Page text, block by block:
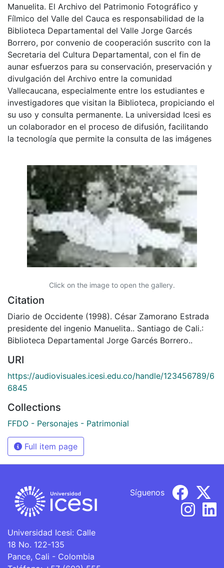
Manuelita. El Archivo del Patrimonio Fotográfico y
Fílmico del Valle del Cauca es responsabilidad de la
Biblioteca Departamental del Valle Jorge Garcés
Borrero, por convenio de cooperación suscrito con la
Secretaria del Cultura Departamental, con el fin de
aunar esfuerzos para su conservación, preservación y
divulgación del Archivo entre la comunidad
Vallecaucana, especialmente entre los estudiantes e
investigadores que visitan la Biblioteca, propiciando el
su uso y consulta permanente. La universidad Icesi es
un colaborador en el proceso de difusión, facilitando
la tecnología que permite la consulta de las imágenes
Click on the image to open the gallery.
Citation
Diario de Occidente (1998). César Zamorano Estrada
presidente del ingenio Manuelita.. Santiago de Cali.:
Biblioteca Departamental Jorge Garcés Borrero..
URI
https://audiovisuales.icesi.edu.co/handle/123456789/6
6845
Collections
FFDO - Personajes - Patrimonial
Full item page
Universidad Icesi: Calle
18 No. 122-135
Pance, Cali - Colombia
Síguenos